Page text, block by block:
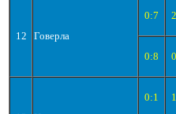
12 Говерла
0:7
0:8
0:1